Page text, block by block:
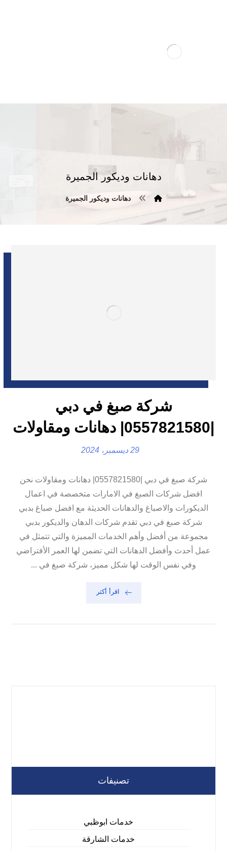
دهانات وديكور الجميرة
دهانات وديكور الجميرة
شركة صبغ في دبي
|0557821580| دهانات ومقاولات
29 ديسمبر، 2024
شركة صبغ في دبي |0557821580| دهانات ومقاولات نحن
افضل شركات الصبغ في الامارات متخصصة في اعمال
الديكورات والاصباغ والدهانات الحديثة مع افضل صباغ بدبي
شركة صبغ في دبي تقدم شركات الدهان والديكور بدبي
مجموعة من أفضل وأهم الخدمات المميزة والتي تتمثل في
عمل أحدث وأفضل الدهانات التي تضمن لها العمر الأفتراضي
وفي نفس الوقت لها شكل مميز، شركة صبغ في ...
اقرأ أكثر
تصنيفات
خدمات ابوظبي
خدمات الشارقة